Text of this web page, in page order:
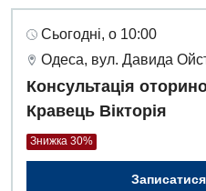
Сьогодні, о 10:00
Одеса, вул. Давида
Консультація
Кравець Вікторія
Знижка 30%